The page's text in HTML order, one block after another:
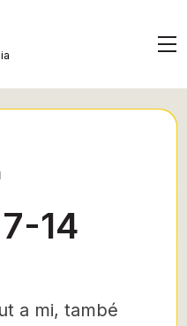
14
a mi, també